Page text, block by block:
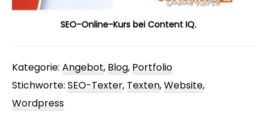
SEO-Online-Kurs bei Content IQ.
Kategorie: Angebot, Blog, Portfolio
Stichworte: SEO-Texter, Texten,Website,
Wordpress